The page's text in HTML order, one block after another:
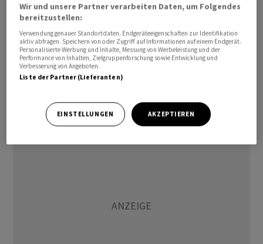
Experten von Temple Bar Advisory indes bei einem
weiterhin ungelösten Konflikt seinen «safe haven»-
Status, bei einem positiven Ausgang der Verhandlungen
könne sich dieser aber dann etwas auflösen.
awp-robot/dm/ra
Wir und unsere Partner verarbeiten Daten, um Folgendes
bereitzustellen:
Verwendung genauer Standortdaten. Endgeräteeigenschaften zur Identifikation
aktiv abfragen. Speichern von oder Zugriff auf Informationen auf einem Endgerät.
Personalisierte Werbung und Inhalte, Messung von Werbeleistung und der
Performance von Inhalten, Zielgruppenforschung sowie Entwicklung und
Verbesserung von Angeboten.
Liste der Partner (Lieferanten)
EINSTELLUNGEN AKZEPTIEREN